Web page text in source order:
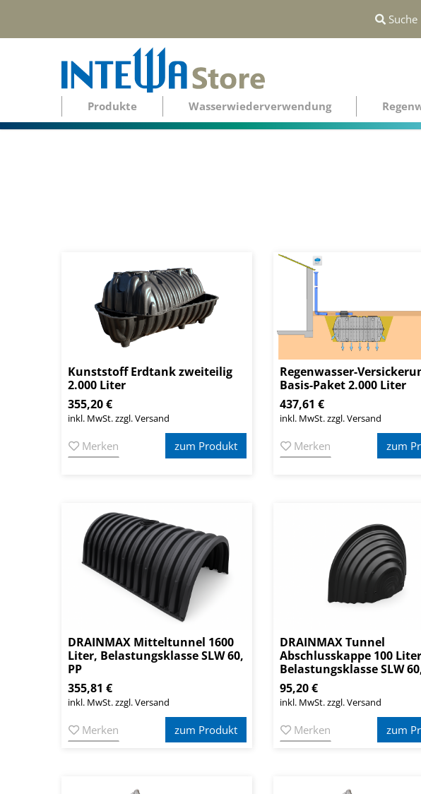
Suche
Produkte Wasserwiederverwendung
Kunststoff Erdtank zweiteilig
2.000 Liter
355,20 €
inkl. MwSt. zzgl. Versand
Merken zum Produkt
Regenwasser-
Basis-Paket 2.000 Liter
437,61 €
inkl. MwSt. zzgl. Versand
Merken zum
DRAINMAX Mitteltunnel 1600
Liter, Belastungsklasse SLW 60,
PP
355,81 €
inkl. MwSt. zzgl. Versand
Merken zum Produkt
DRAINMAX Tunnel
Abschlusskappe 100
Belastungsklasse SLW
95,20 €
inkl. MwSt. zzgl. Versand
Merken zum